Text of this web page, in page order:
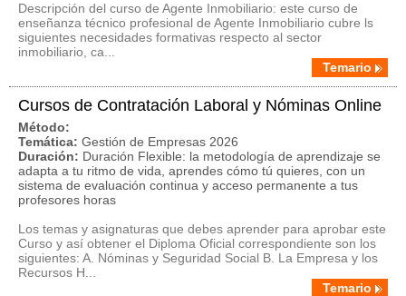
Descripción del curso de Agente Inmobiliario: este curso de
enseñanza técnico profesional de Agente Inmobiliario cubre ls
siguientes necesidades formativas respecto al sector
inmobiliario, ca...
Temario
Cursos de Contratación Laboral y Nóminas Online
Método:
Temática: Gestión de Empresas 2026
Duración: Duración Flexible: la metodología de aprendizaje se
adapta a tu ritmo de vida, aprendes cómo tú quieres, con un
sistema de evaluación continua y acceso permanente a tus
profesores horas
Los temas y asignaturas que debes aprender para aprobar este
Curso y así obtener el Diploma Oficial correspondiente son los
siguientes: A. Nóminas y Seguridad Social B. La Empresa y los
Recursos H...
Temario